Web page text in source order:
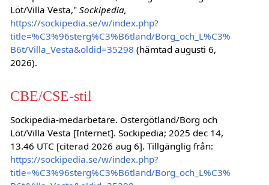
Löt/Villa Vesta," Sockipedia,
https://sockipedia.se/w/index.php?
title=%C3%96sterg%C3%B6tland/Borg_och_L%C3%
B6t/Villa_Vesta&oldid=35298 (hämtad augusti 6,
2026).
CBE/CSE-stil
Sockipedia-medarbetare. Östergötland/Borg och
Löt/Villa Vesta [Internet]. Sockipedia; 2025 dec 14,
13.46 UTC [citerad 2026 aug 6]. Tillgänglig från:
https://sockipedia.se/w/index.php?
title=%C3%96sterg%C3%B6tland/Borg_och_L%C3%